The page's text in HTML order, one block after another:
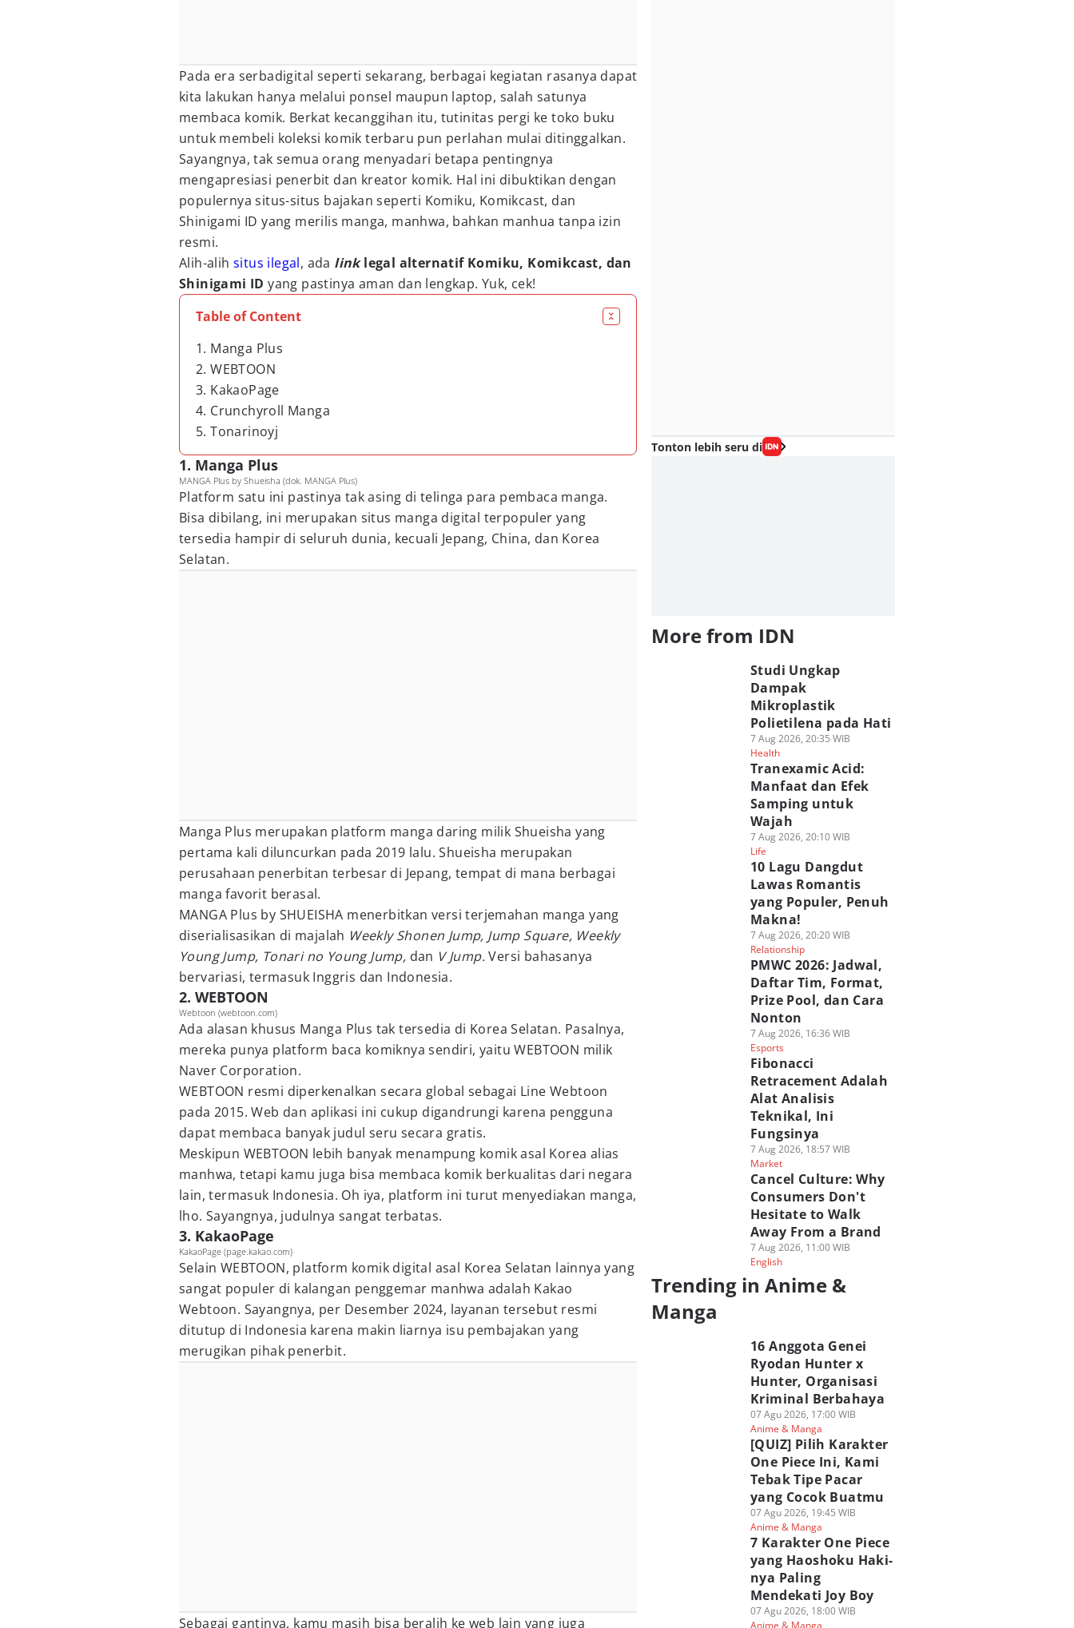
Pada era serbadigital seperti sekarang, berbagai kegiatan rasanya dapat
kita lakukan hanya melalui ponsel maupun laptop, salah satunya
membaca komik. Berkat kecanggihan itu, tutinitas pergi ke toko buku
untuk membeli koleksi komik terbaru pun perlahan mulai ditinggalkan.
Sayangnya, tak semua orang menyadari betapa pentingnya
mengapresiasi penerbit dan kreator komik. Hal ini dibuktikan dengan
populernya situs-situs bajakan seperti Komiku, Komikcast, dan
Shinigami ID yang merilis manga, manhwa, bahkan manhua tanpa izin
resmi.
Alih-alihsitus ilegal, ada linklegal alternatif Komiku, Komikcast, dan
Shinigami IDyang pastinya aman dan lengkap. Yuk, cek!
Table of Content
1. Manga Plus
2. WEBTOON
3. KakaoPage
4. Crunchyroll Manga
5. Tonarinoyj
1. Manga Plus
MANGA Plus by Shueisha (dok. MANGA Plus)
Platform satu ini pastinya tak asing di telinga para pembaca manga.
Bisa dibilang, ini merupakan situs manga digital terpopuler yang
tersedia hampir di seluruh dunia, kecuali Jepang, China, dan Korea
Selatan.
Manga Plus merupakan platform manga daring milik Shueisha yang
pertama kali diluncurkan pada 2019 lalu. Shueisha merupakan
perusahaan penerbitan terbesar di Jepang, tempat di mana berbagai
manga favorit berasal.
MANGA Plus by SHUEISHA menerbitkan versi terjemahan manga yang
diserialisasikan di majalah Weekly Shonen Jump, Jump Square, Weekly
Young Jump, Tonari no Young Jump, dan V Jump.Versi bahasanya
bervariasi, termasuk Inggris dan Indonesia.
2. WEBTOON
Webtoon (webtoon.com)
Ada alasan khusus Manga Plus tak tersedia di Korea Selatan. Pasalnya,
mereka punya platform baca komiknya sendiri, yaitu WEBTOON milik
Naver Corporation.
WEBTOON resmi diperkenalkan secara global sebagai Line Webtoon
pada 2015. Web dan aplikasi ini cukup digandrungi karena pengguna
dapat membaca banyak judul seru secara gratis.
Meskipun WEBTOON lebih banyak menampung komik asal Korea alias
manhwa, tetapi kamu juga bisa membaca komik berkualitas dari negara
lain, termasuk Indonesia. Oh iya, platform ini turut menyediakan manga,
lho. Sayangnya, judulnya sangat terbatas.
3. KakaoPage
KakaoPage (page.kakao.com)
Selain WEBTOON, platform komik digital asal Korea Selatan lainnya yang
sangat populer di kalangan penggemar manhwa adalah Kakao
Webtoon. Sayangnya, per Desember 2024, layanan tersebut resmi
ditutup di Indonesia karena makin liarnya isu pembajakan yang
merugikan pihak penerbit.
Sebagai gantinya, kamu masih bisa beralih ke web lain yang juga
Tonton lebih seru di
More from IDN
Studi Ungkap
Dampak
Mikroplastik
Polietilena pada Hati
7 Aug 2026, 20:35 WIB
Health
Tranexamic Acid:
Manfaat dan Efek
Samping untuk
Wajah
7 Aug 2026, 20:10 WIB
Life
10 Lagu Dangdut
Lawas Romantis
yang Populer, Penuh
Makna!
7 Aug 2026, 20:20 WIB
Relationship
PMWC 2026: Jadwal,
Daftar Tim, Format,
Prize Pool, dan Cara
Nonton
7 Aug 2026, 16:36 WIB
Esports
Fibonacci
Retracement Adalah
Alat Analisis
Teknikal, Ini
Fungsinya
7 Aug 2026, 18:57 WIB
Market
Cancel Culture: Why
Consumers Don't
Hesitate to Walk
Away From a Brand
7 Aug 2026, 11:00 WIB
English
Trending in Anime &
Manga
16 Anggota Genei
Ryodan Hunter x
Hunter, Organisasi
Kriminal Berbahaya
07 Agu 2026, 17:00 WIB
Anime & Manga
[QUIZ] Pilih Karakter
One Piece Ini, Kami
Tebak Tipe Pacar
yang Cocok Buatmu
07 Agu 2026, 19:45 WIB
Anime & Manga
7 Karakter One Piece
yang Haoshoku Haki-
nya Paling
Mendekati Joy Boy
07 Agu 2026, 18:00 WIB
Anime & Manga